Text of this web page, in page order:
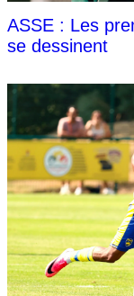
ASSE : Les
se dessinent